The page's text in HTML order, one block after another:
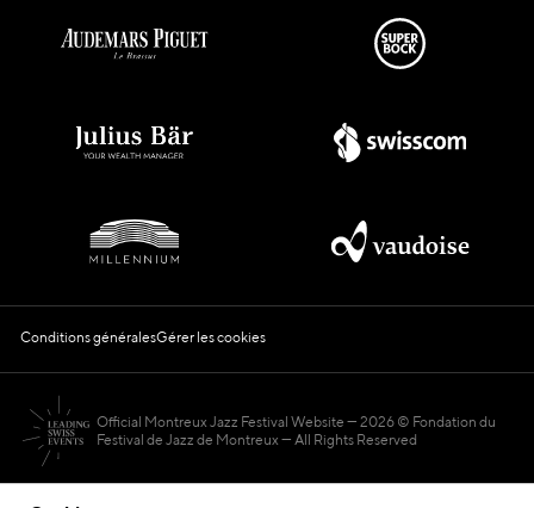
Conditions généralesGérer les cookies
Official Montreux Jazz Festival Website
2026 © Fondation du
Festival de Jazz de Montreux — All Rights Reserved